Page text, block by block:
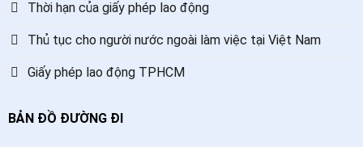
Thời hạn của giấy phép lao động
Thủ tục cho người nước ngoài làm việc tại Việt Nam
Giấy phép lao động TPHCM
BẢN ĐỒ ĐƯỜNG ĐI